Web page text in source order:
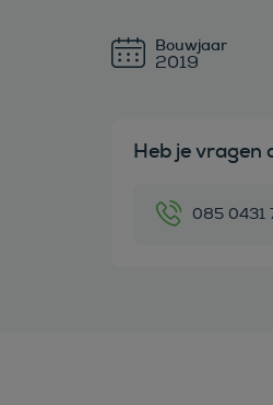
Bouwjaar
2019
Heb je vragen
085 0431